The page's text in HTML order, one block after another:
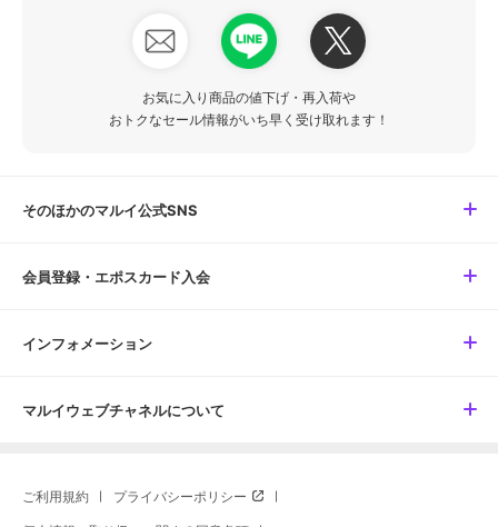
お気に入り商品の値下げ・再入荷や
おトクなセール情報がいち早く受け取れます！
そのほかのマルイ公式SNS
会員登録・エポスカード入会
インフォメーション
マルイウェブチャネルについて
ご利用規約 プライバシーポリシー